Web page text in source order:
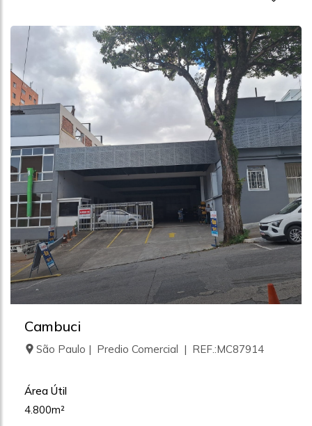
Cambuci
São Paulo | Predio Comercial | REF.:MC87914
Área Útil
4.800m²